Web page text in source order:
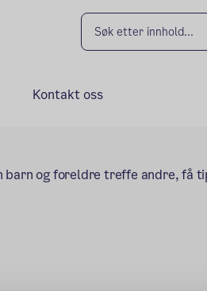
Kontakt oss
og foreldre treffe andre, få